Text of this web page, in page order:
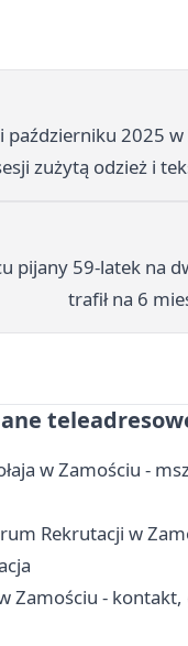
październiku 2025
zużytą odzież i
pijany 59-latek na
trafił na 6
w Zamościu -
Rekrutacji w
Zamościu - kontakt,